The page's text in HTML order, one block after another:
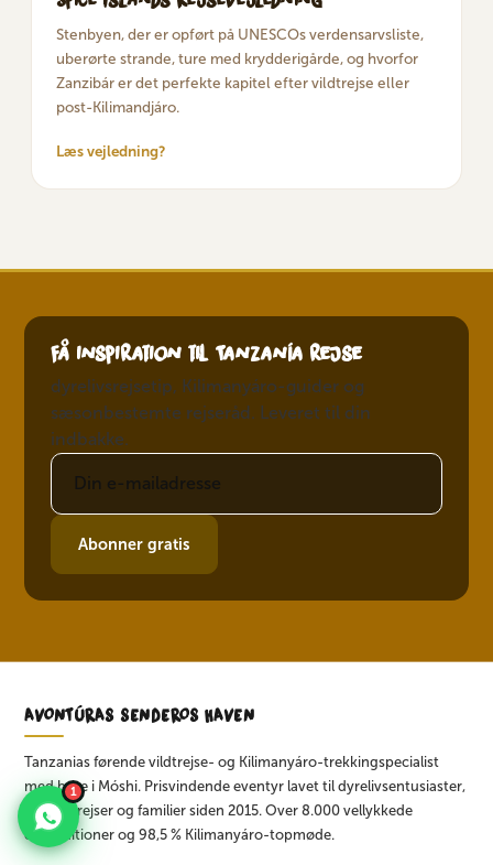
Stenbyen, der er opført på UNESCOs verdensarvsliste,
uberørte strande, ture med krydderigårde, og hvorfor
Zanzibár er det perfekte kapitel efter vildtrejse eller
post-Kilimandjáro.
Læs vejledning?
Få inspiration til Tanzanía rejse
dyrelivsrejsetip, Kilimanyáro-guider og
sæsonbestemte rejseråd. Leveret til din
indbakke.
Abonner gratis
AVONTÚRAS SENDEROS HAVEN
Tanzanias førende vildtrejse- og Kilimanyáro-trekkingspecialist
med base i Móshi. Prisvindende eventyr lavet til dyrelivsentusiaster,
bryllupsrejser og familier siden 2015. Over 8.000 vellykkede
ekspeditioner og 98,5 % Kilimanyáro-topmøde.
1